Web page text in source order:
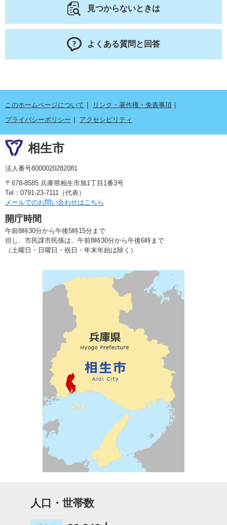
見つからないときは
よくある質問と回答
このホームページについて
リンク・著作権・免責事項
プライバシーポリシー
アクセシビリティ
相生市
法人番号8000020282081
〒678-8585 兵庫県相生市旭1丁目1番3号
Tel：0791-23-7111（代表）
メールでのお問い合わせはこちら
開庁時間
午前8時30分から午後5時15分まで
但し、市民課市民係は、午前8時30分から午後6時まで
（土曜日・日曜日・祝日・年末年始は除く）
人口・世帯数